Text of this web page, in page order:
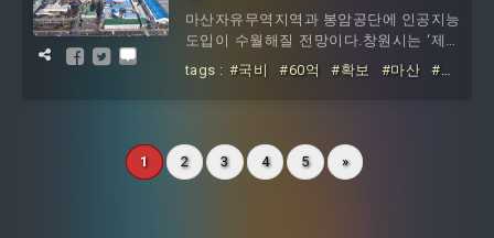
수온 피해 최소화를 위해 양식수산물 재해
보험을 6월 중으로 가입될 수 있도록 어가
에 독려했으며, 고수온 발생 전 1kg 이상
성어를 조기 출하를 적극 유도하고
마산자유무역지역과 봉암공단에 인공지능
도입이 수월해질 전망이다.창원시는 ‘제조
AX 산학혁신파크’ 사업에 선정됐다. 산
tags : #국비 #60억 #확보 #마산
#제
1 2 3 4 5 »